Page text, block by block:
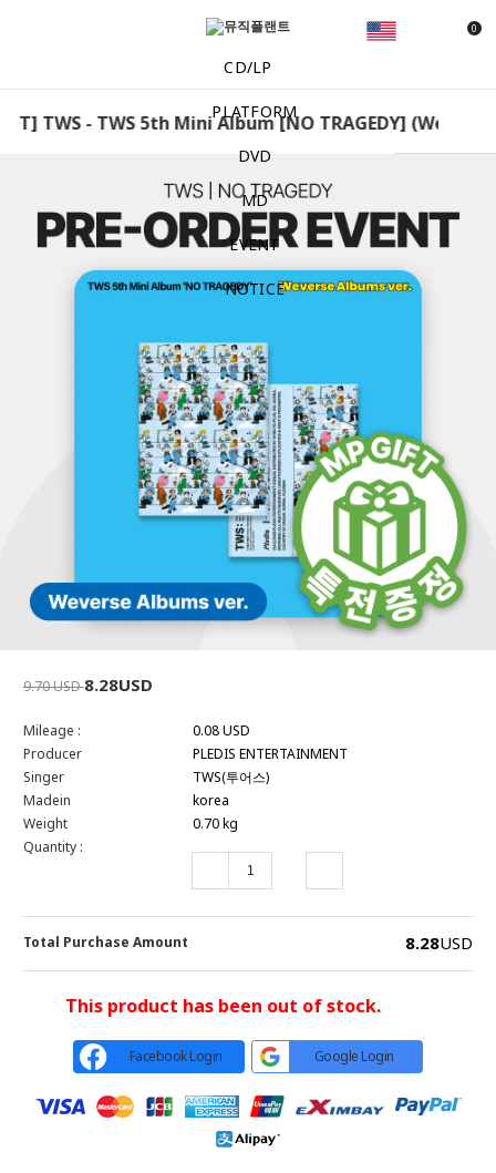
0
CD/LP
PLATFORM
DVD
MD
EVENT
NOTICE
TWS - TWS 5th Mini Album [NO TRAGEDY]
9.70 USD8.28USD
Mileage :
0.08 USD
Producer
PLEDIS ENTERTAINMENT
Singer
TWS(투어스)
Madein
korea
Weight
0.70 kg
Quantity :
Total Purchase Amount 8.28USD
This product has been out of stock.
Facebook Login Google Login